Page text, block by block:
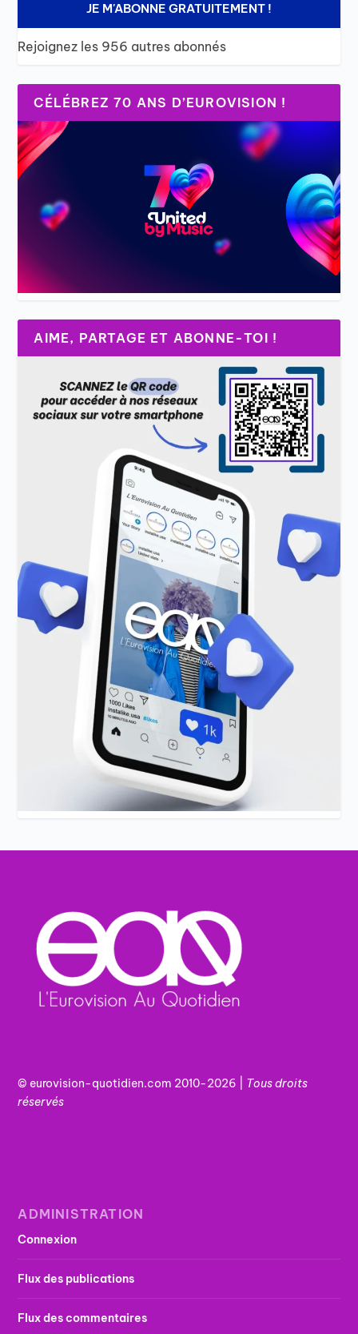
JE M'ABONNE GRATUITEMENT !
Rejoignez les 956 autres abonnés
CÉLÉBREZ 70 ANS D’EUROVISION !
AIME, PARTAGE ET ABONNE-TOI !
© eurovision-quotidien.com 2010-2026 | Tousdroits
réservés
ADMINISTRATION
Connexion
Flux des publications
Flux des commentaires